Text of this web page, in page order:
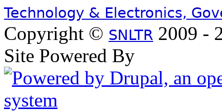
Technology & Electronics,
Copyright © SNLTR 2009 -
Site Powered By